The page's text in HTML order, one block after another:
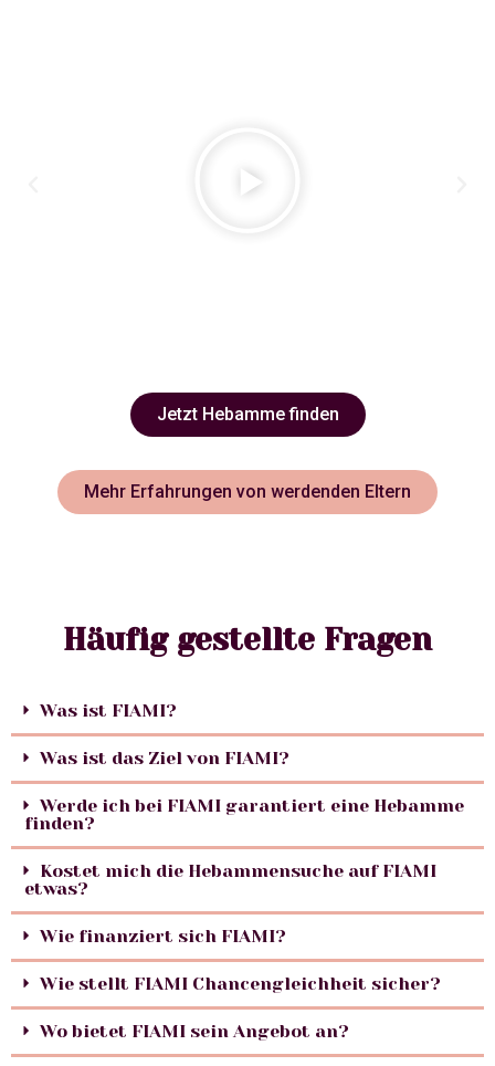
Jetzt Hebamme finden
Mehr Erfahrungen von werdenden Eltern
Häufig gestellte Fragen
Was ist FIAMI?
Was ist das Ziel von FIAMI?
Werde ich bei FIAMI garantiert eine Hebamme
finden?
Kostet mich die Hebammensuche auf FIAMI
etwas?
Wie finanziert sich FIAMI?
Wie stellt FIAMI Chancengleichheit sicher?
Wo bietet FIAMI sein Angebot an?